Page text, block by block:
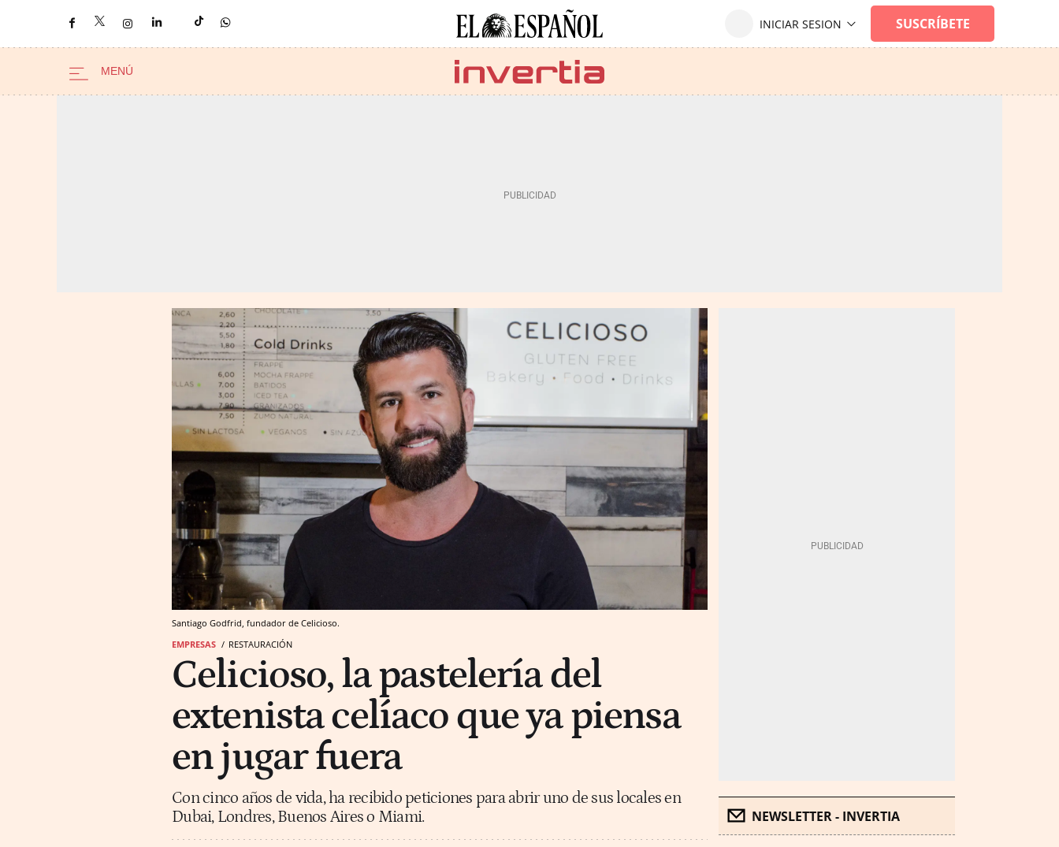
Santiago Godfrid, fundador de Celicioso.
EMPRESAS
RESTAURACIÓN
Celicioso, la pastelería del
extenista celíaco que ya piensa
en jugar fuera
Con cinco años de vida, ha recibido peticiones para abrir uno de sus locales en
Dubai, Londres, Buenos Aires o Miami.
NEWSLETTER - INVERTIA